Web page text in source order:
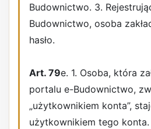
Budownictwo. 3.
Budownictwo, osoba
hasło.
Art. 79e. 1. Osoba, która
portalu e-Budownictwo,
„użytkownikiem konta”,
użytkownikiem tego